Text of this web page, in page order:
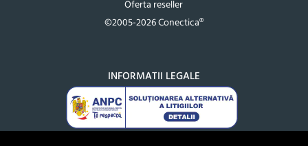
Oferta reseller
©2005-2026 Conectica®
INFORMATII LEGALE